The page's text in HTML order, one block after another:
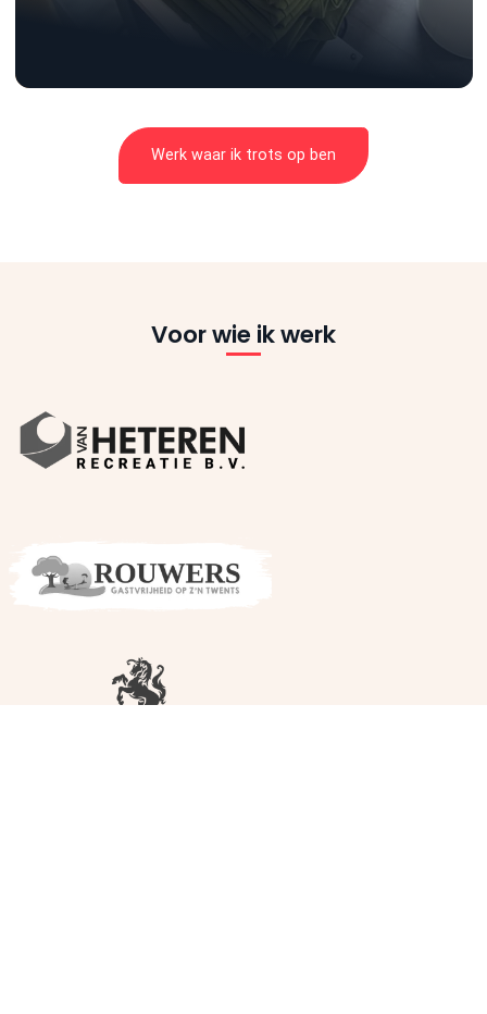
Werk waar ik trots op ben
Voor wie ik werk